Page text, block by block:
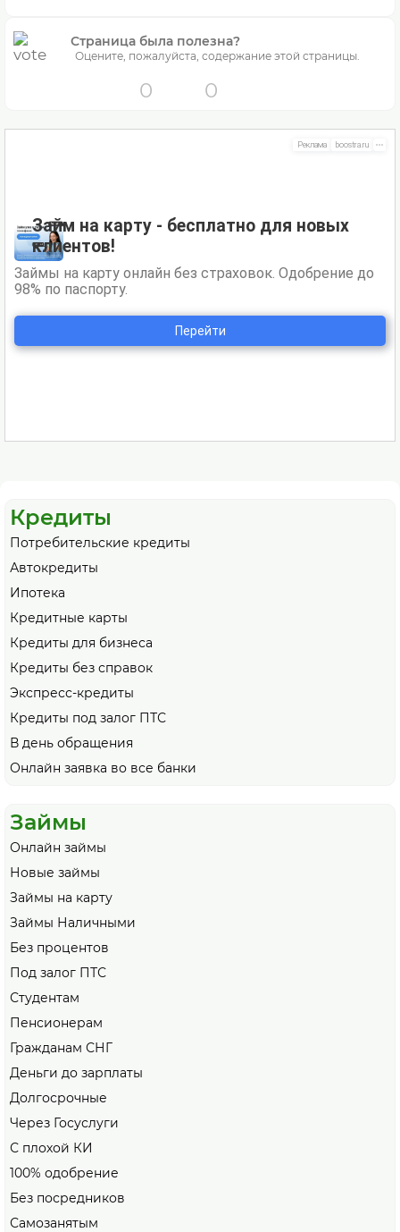
Страница была полезна?
Оцените, пожалуйста, содержание этой страницы.
0 0
Кредиты
Потребительские кредиты
Автокредиты
Ипотека
Кредитные карты
Кредиты для бизнеса
Кредиты без справок
Экспресс-кредиты
Кредиты под залог ПТС
В день обращения
Онлайн заявка во все банки
Займы
Онлайн займы
Новые займы
Займы на карту
Займы Наличными
Без процентов
Под залог ПТС
Студентам
Пенсионерам
Гражданам СНГ
Деньги до зарплаты
Долгосрочные
Через Госуслуги
С плохой КИ
100% одобрение
Без посредников
Самозанятым